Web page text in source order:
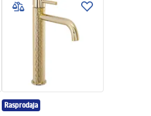
Sjajni
480mm
345mm
135mm
105mm
Ovalni
UMYWALKI.pdf
Rasprodaja